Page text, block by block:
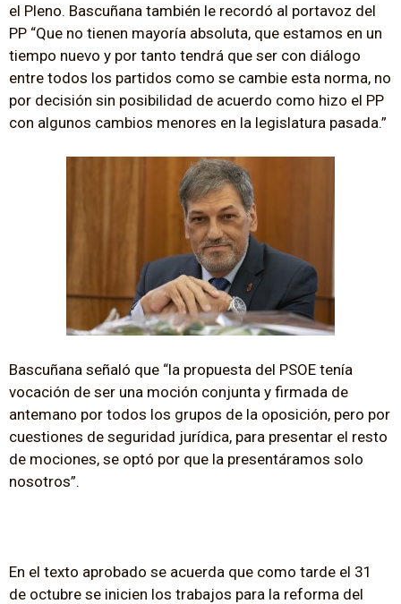
el Pleno. Bascuñana también le recordó al portavoz del
PP “Que no tienen mayoría absoluta, que estamos en un
tiempo nuevo y por tanto tendrá que ser con diálogo
entre todos los partidos como se cambie esta norma, no
por decisión sin posibilidad de acuerdo como hizo el PP
con algunos cambios menores en la legislatura pasada.”
Bascuñana señaló que “la propuesta del PSOE tenía
vocación de ser una moción conjunta y firmada de
antemano por todos los grupos de la oposición, pero por
cuestiones de seguridad jurídica, para presentar el resto
de mociones, se optó por que la presentáramos solo
nosotros”.
En el texto aprobado se acuerda que como tarde el 31
de octubre se inicien los trabajos para la reforma del